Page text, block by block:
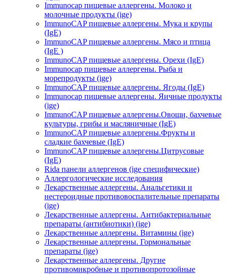
Immunocap пищевые аллергены. Молоко и
молочные продукты (ige)
ImmunoCAP пищевые аллергены. Мука и крупы
(IgE)
ImmunoCAP пищевые аллергены. Мясо и птица
(IgE )
ImmunoCAP пищевые аллергены. Орехи (IgE)
Immunocap пищевые аллергены. Рыба и
морепродукты (ige)
ImmunoCAP пищевые аллергены. Ягоды (IgE)
Immunocap пищевые аллергены. Яичные продукты
(ige)
ImmunoCAP пищевые аллергены.Овощи, бахчевые
культуры, грибы и масляничные (IgE)
ImmunoCAP пищевые аллергены.Фрукты и
сладкие бахчевые (IgE)
ImmunoCAP пищевые аллергены.Цитрусовые
(IgE)
Rida панели аллергенов (ige специфические)
Аллергологические исследования
Лекарственные аллергены. Анальгетики и
нестероидные противовоспалительные препараты
(ige)
Лекарственные аллергены. Антибактериальные
препараты (антибиотики) (ige)
Лекарственные аллергены. Витамины (ige)
Лекарственные аллергены. Гормональные
препараты (ige)
Лекарственные аллергены. Другие
противомикробные и противопротозойные